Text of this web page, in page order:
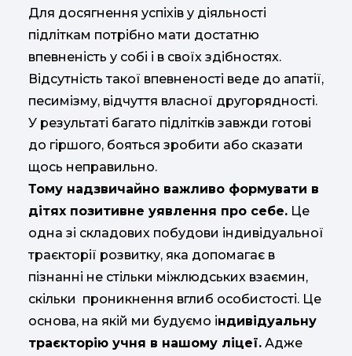
Для досягнення успіхів у діяльності
підліткам потрібно мати достатню
впевненість у собі і в своїх здібностях.
Відсутність такої впевненості веде до апатії,
песимізму, відчуття власної другорядності.
У результаті багато підлітків завжди готові
до гіршого, бояться зробити або сказати
щось неправильно.
Тому надзвичайно важливо формувати в
дітях позитивне уявлення про себе. Це
одна зі складових побудови індивідуальної
траєкторії розвитку, яка допомагає в
пізнанні не стільки міжлюдських взаємин,
скільки проникнення вглиб особистості. Це
основа, на якій ми будуємо індивідуальну
траєкторію учня в нашому ліцеї. Адже